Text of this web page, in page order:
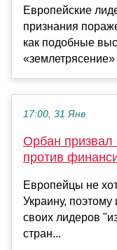
Европейские
признания
как подобные
17:00, 31 Янв
Орбан призвал
против
Европейцы не
Украину, поэтому
своих лидеров
стран...